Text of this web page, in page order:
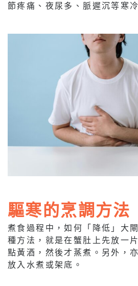
節疼痛、夜尿多、脈遲沉等寒
驅寒的烹調方法
煮食過程中，如何「降低」大
種方法，就是在蟹肚上先放一
點黃酒，然後才蒸煮。另外，
放入水煮或架底。